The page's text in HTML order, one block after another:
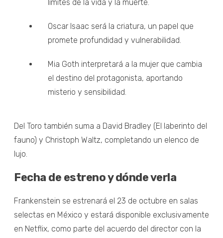
límites de la vida y la muerte.
Oscar Isaac será la criatura, un papel que
promete profundidad y vulnerabilidad.
Mia Goth interpretará a la mujer que cambia
el destino del protagonista, aportando
misterio y sensibilidad.
Del Toro también suma a David Bradley (El laberinto del
fauno) y Christoph Waltz, completando un elenco de
lujo.
Fecha de estreno y dónde verla
Frankenstein se estrenará el 23 de octubre en salas
selectas en México y estará disponible exclusivamente
en Netflix, como parte del acuerdo del director con la